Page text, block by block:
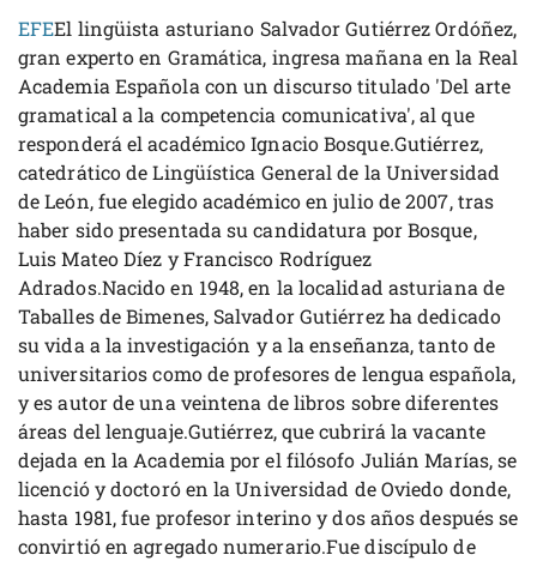
EFEEl lingüista asturiano Salvador Gutiérrez Ordóñez,
gran experto en Gramática, ingresa mañana en la Real
Academia Española con un discurso titulado 'Del arte
gramatical a la competencia comunicativa', al que
responderá el académico Ignacio Bosque.Gutiérrez,
catedrático de Lingüística General de la Universidad
de León, fue elegido académico en julio de 2007, tras
haber sido presentada su candidatura por Bosque,
Luis Mateo Díez y Francisco Rodríguez
Adrados.Nacido en 1948, en la localidad asturiana de
Taballes de Bimenes, Salvador Gutiérrez ha dedicado
su vida a la investigación y a la enseñanza, tanto de
universitarios como de profesores de lengua española,
y es autor de una veintena de libros sobre diferentes
áreas del lenguaje.Gutiérrez, que cubrirá la vacante
dejada en la Academia por el filósofo Julián Marías, se
licenció y doctoró en la Universidad de Oviedo donde,
hasta 1981, fue profesor interino y dos años después se
convirtió en agregado numerario.Fue discípulo de